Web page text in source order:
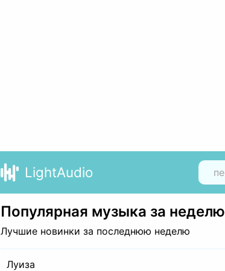
LightAudio
Популярная музыка за неделю
Лучшие новинки за последнюю неделю
Луиза